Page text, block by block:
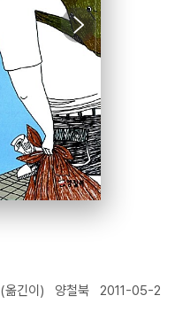
(옮긴이) 양철북 2011-05-2